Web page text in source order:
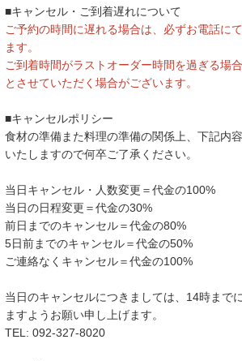
■キャンセル・ご到着遅れについて
ご予約の時間に遅れる場合は、必ずお電話に
ます。
ご到着時間がラストオーダー時間を過ぎる場
とさせていただく場合がございます。
■キャンセルポリシー
食材の準備また料理の準備の関係上、下記内
いたしますので何卒ご了承ください。
当日キャンセル・人数変更＝代金の100%
当日の日程変更＝代金の30%
前日までのキャンセル＝代金の80%
5日前までのキャンセル＝代金の50%
ご連絡なくキャンセル＝代金の100%
当日のキャンセルにつきましては、14時まで
ますようお願い申し上げます。
TEL: 092-327-8020